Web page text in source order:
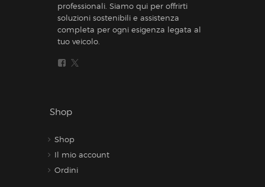
professionali. Siamo qui per offrirti
soluzioni sostenibili e assistenza
completa per ogni esigenza legata al
tuo veicolo.
Shop
Shop
Il mio account
Ordini